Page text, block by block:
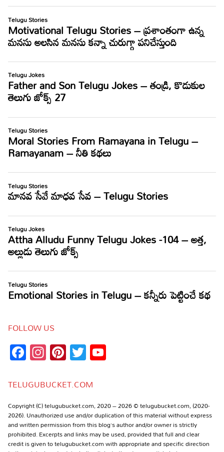
FOLLOW US
Facebook
Instagram
Pinterest
Twitter
TELUGUBUCKET.COM
Copyright (C) telugubucket.com, 2020 – 2026 © telugubucket.com, (2020-
2026). Unauthorized use and/or duplication of this material without express
and written permission from this blog’s author and/or owner is strictly
prohibited. Excerpts and links may be used, provided that full and clear
credit is given to telugubucket.com with appropriate and specific direction